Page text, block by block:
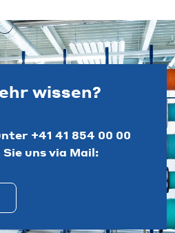
wissen?
+41 41 854 00 00
uns via Mail: